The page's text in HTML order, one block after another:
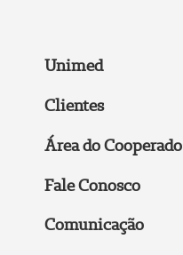
Unimed
Clientes
Área do Cooperado
Fale Conosco
Comunicação